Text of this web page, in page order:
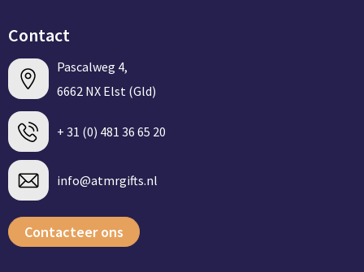
Contact
Pascalweg 4,
6662 NX Elst (Gld)
+ 31 (0) 481 36 65 20
info@atmrgifts.nl
Contacteer ons